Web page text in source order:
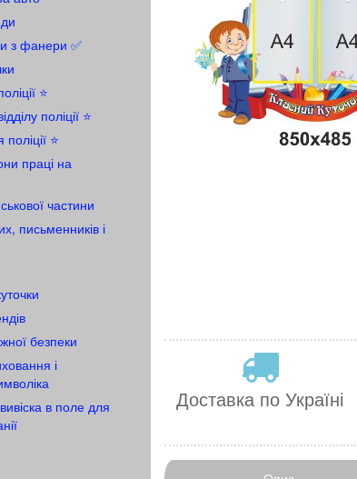
з фанери ✅
⭐
поліції ⭐️
⭐️
праці на
частини
письменників і
безпеки
і
в поле для
Доставка по Україні